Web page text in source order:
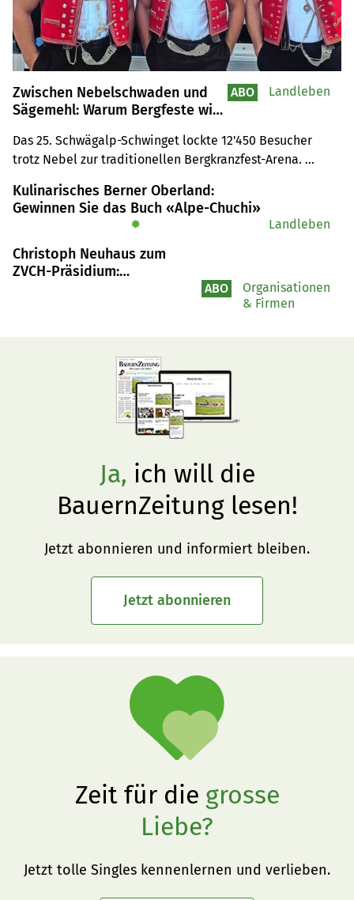
Zwischen Nebelschwaden und
Sägemehl: Warum Bergfeste wie
Magie haben
Das 25. Schwägalp-Schwinget lockte 12'450 Besucher
trotz Nebel zur traditionellen Bergkranzfest-Arena.
seinen siebten Sieg, während Marcel Räbsamen erstmals
den grossen Kranzfestsieg feierte.
ABO Landleben
Kulinarisches Berner Oberland:
Gewinnen Sie das Buch «Alpe-Chuchi»
✹ Landleben
Christoph Neuhaus zum
ZVCH-Präsidium:
ABO
Organisationen
& Firmen
Ja, ich will die
BauernZeitung lesen!
Jetzt abonnieren und informiert bleiben.
Jetzt abonnieren
Zeit für die grosse
Liebe?
Jetzt tolle Singles kennenlernen und verlieben.